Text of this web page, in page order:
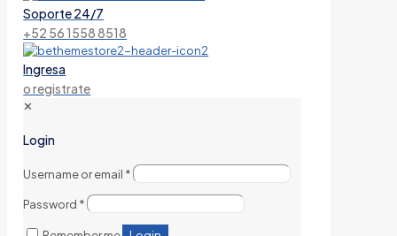
Soporte 24/7
+52 56 1558 8518
Ingresa
o registrate
✕
Login
Username or email *
Password *